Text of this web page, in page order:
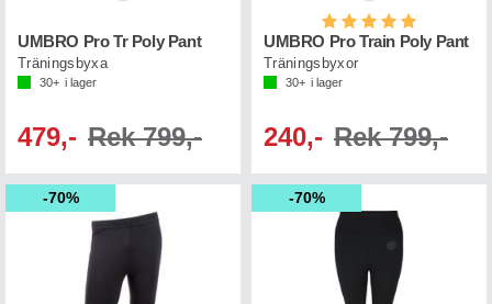
UMBRO Pro Tr Poly Pant
Träningsbyxa
30+ i lager
479,- Rek 799,-
Betyg:
UMBRO Pro Train Poly Pant
Träningsbyxor
30+ i lager
240,- Rek 799,-
70% 70%